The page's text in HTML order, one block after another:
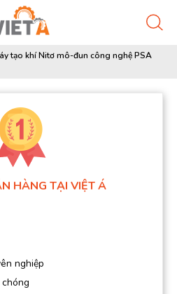
tạo khí Nitơ mô-đun công nghệ PSA
HÀNG TẠI VIỆT Á
nghiệp